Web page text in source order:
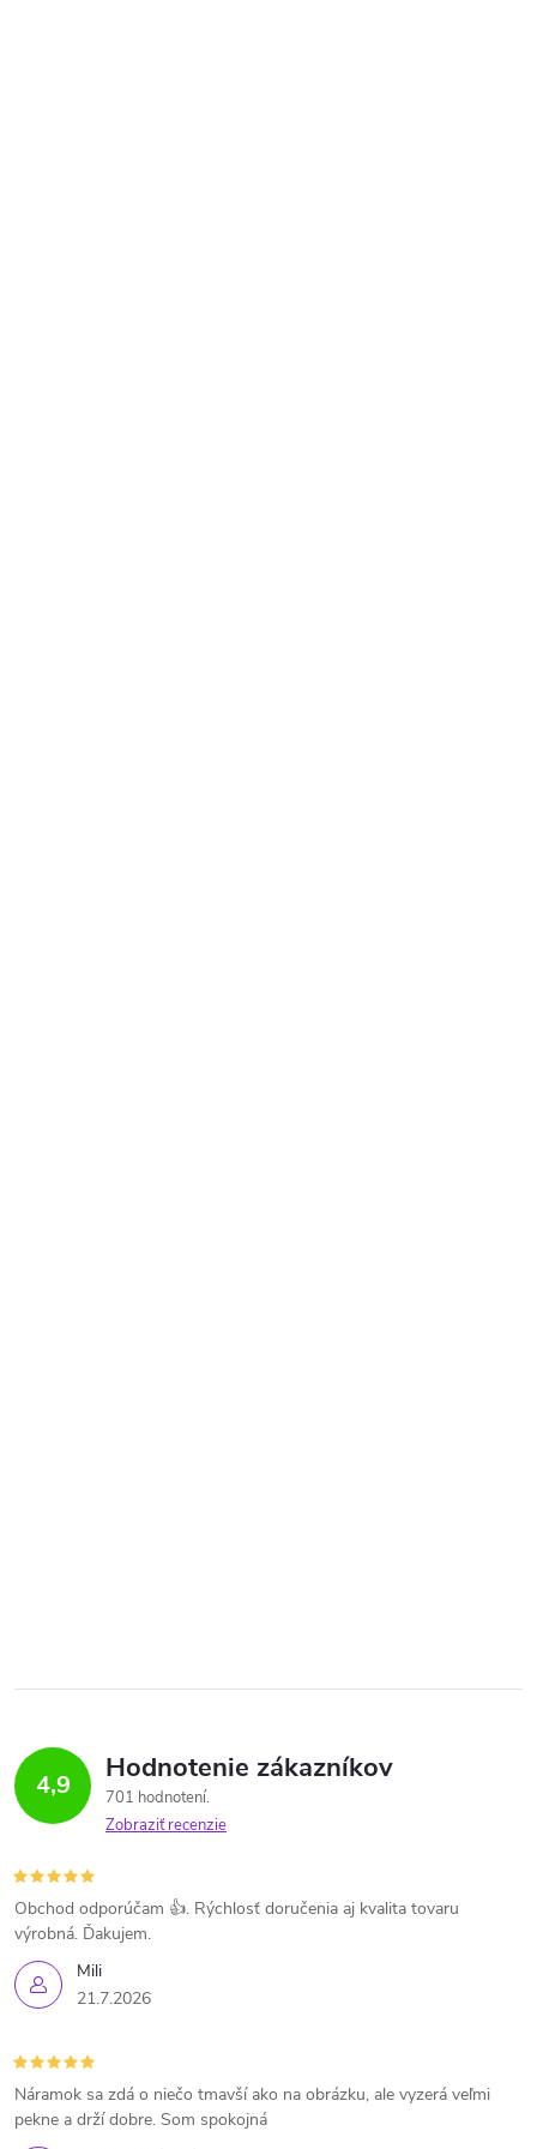
4,9 Hodnotenie zákazníkov
701 hodnotení
Zobraziť recenzie
Mili
21.7.2026
Obchod odporúčam 👍. Rýchlosť doručenia aj kvalita tovaru
výrobná. Ďakujem.
Náramok sa zdá o niečo tmavší ako na obrázku, ale vyzerá veľmi
pekne a drží dobre. Som spokojná